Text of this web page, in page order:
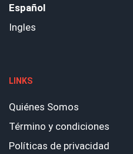
Español
Ingles
LINKS
Quiénes Somos
Término y condiciones
Políticas de privacidad